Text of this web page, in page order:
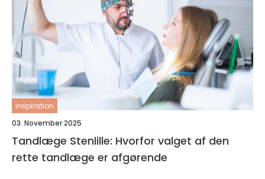
inspiration
03. November 2025
Tandlæge Stenlille: Hvorfor valget af den
rette tandlæge er afgørende